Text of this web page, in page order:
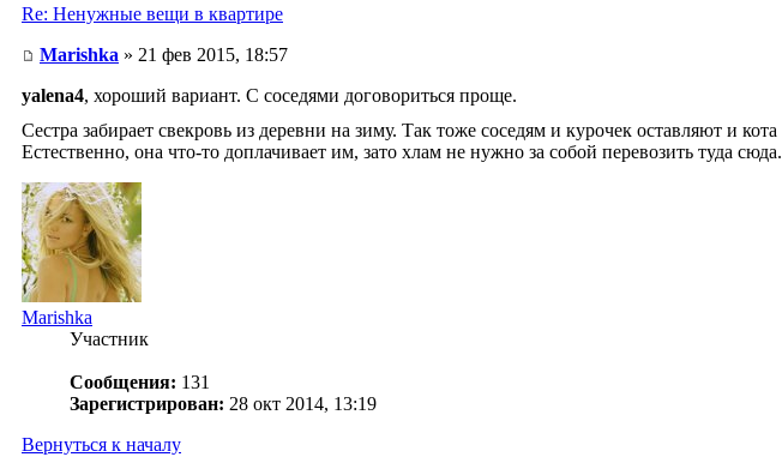
Re: Ненужные вещи в квартире
Marishka » 21 фев 2015, 18:57
yalena4, хороший вариант. С соседями договориться проще.
Сестра забирает свекровь из деревни на зиму. Так тоже соседям и курочек оставляют и кота
Естественно, она что-то доплачивает им, зато хлам не нужно за собой перевозить туда сюда.
Marishka
Участник
Сообщения: 131
Зарегистрирован: 28 окт 2014, 13:19
Вернуться к началу